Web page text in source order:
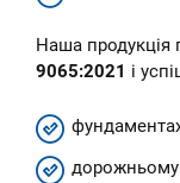
Наша продукція
9065:2021 і
дорожньому